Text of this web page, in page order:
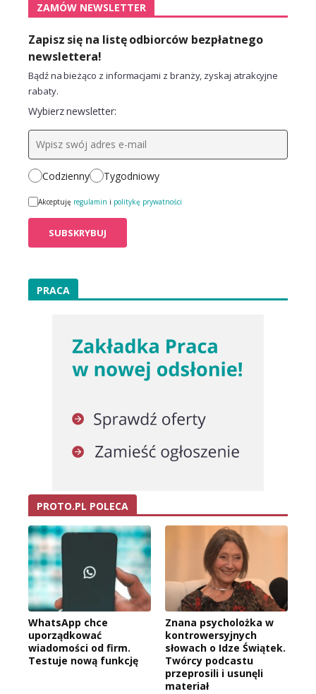
ZAMÓW NEWSLETTER
Zapisz się na listę odbiorców bezpłatnego
newslettera!
Bądź na bieżąco z informacjami z branży, zyskaj atrakcyjne
rabaty.
Wybierz newsletter:
Codzienny Tygodniowy
Akceptuję regulamin i politykę prywatności
PRACA
PROTO.PL POLECA
WhatsApp chce
uporządkować
wiadomości od firm.
Testuje nową funkcję
Znana psycholożka w
kontrowersyjnych
słowach o Idze Świątek.
Twórcy podcastu
przeprosili i usunęli
materiał